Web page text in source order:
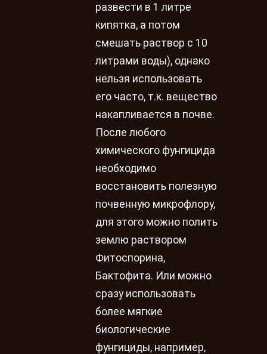
развести в 1 литре
кипятка, а потом
смешать раствор с 10
литрами воды), однако
нельзя использовать
его часто, т.к. вещество
накапливается в почве.
После любого
химического фунгицида
необходимо
восстановить полезную
почвенную микрофлору,
для этого можно полить
землю раствором
Фитоспорина,
Бактофита. Или можно
сразу использовать
более мягкие
биологические
фунгициды, например,